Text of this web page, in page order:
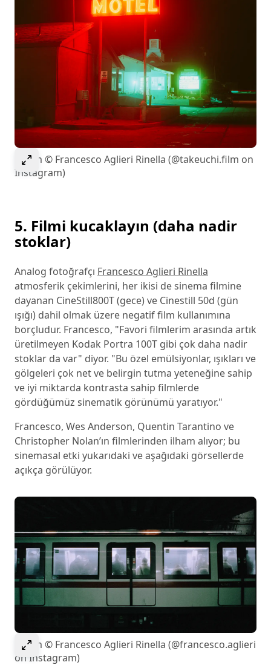
Select to expand image
Resim © Francesco Aglieri Rinella (@takeuchi.film on
Instagram)
5. Filmi kucaklayın (daha nadir
stoklar)
Analog fotoğrafçı Francesco Aglieri Rinella
atmosferik çekimlerini, her ikisi de sinema filmine
dayanan CineStill800T (gece) ve Cinestill 50d (gün
ışığı) dahil olmak üzere negatif film kullanımına
borçludur. Francesco, "Favori filmlerim arasında artık
üretilmeyen Kodak Portra 100T gibi çok daha nadir
stoklar da var" diyor. "Bu özel emülsiyonlar, ışıkları ve
gölgeleri çok net ve belirgin tutma yeteneğine sahip
ve iyi miktarda kontrasta sahip filmlerde
gördüğümüz sinematik görünümü yaratıyor."
Francesco, Wes Anderson, Quentin Tarantino ve
Christopher Nolan’ın filmlerinden ilham alıyor; bu
sinemasal etki yukarıdaki ve aşağıdaki görsellerde
açıkça görülüyor.
Select to expand image
Resim © Francesco Aglieri Rinella (@francesco.aglieri
on Instagram)